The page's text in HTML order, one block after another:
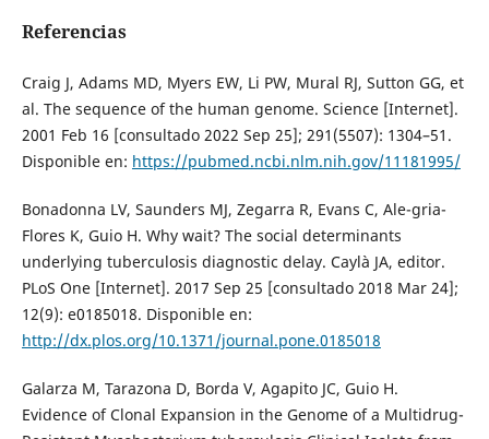
Referencias
Craig J, Adams MD, Myers EW, Li PW, Mural RJ, Sutton GG, et
al. The sequence of the human genome. Science [Internet].
2001 Feb 16 [consultado 2022 Sep 25]; 291(5507): 1304–51.
Disponible en: https://pubmed.ncbi.nlm.nih.gov/11181995/
Bonadonna LV, Saunders MJ, Zegarra R, Evans C, Ale-gria-
Flores K, Guio H. Why wait? The social determinants
underlying tuberculosis diagnostic delay. Caylà JA, editor.
PLoS One [Internet]. 2017 Sep 25 [consultado 2018 Mar 24];
12(9): e0185018. Disponible en:
http://dx.plos.org/10.1371/journal.pone.0185018
Galarza M, Tarazona D, Borda V, Agapito JC, Guio H.
Evidence of Clonal Expansion in the Genome of a Multidrug-